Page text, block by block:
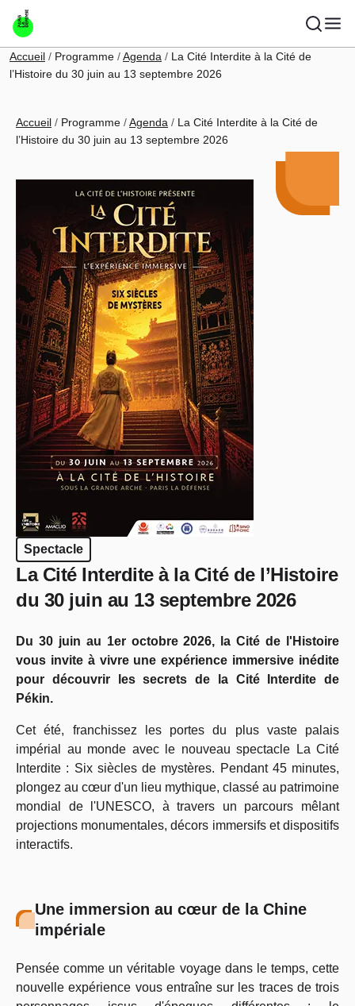
Aller au contenu principal
Fil d'Ariane
Accueil Programme Agenda
La Cité Interdite à la Cité de
l’Histoire du 30 juin au 13 septembre 2026
Fil d'Ariane
Accueil Programme Agenda
La Cité Interdite à la Cité de
l’Histoire du 30 juin au 13 septembre 2026
Spectacle
La Cité Interdite à la Cité de l’Histoire
du 30 juin au 13 septembre 2026
Du 30 juin au 1er octobre 2026, la Cité de l'Histoire
vous invite à vivre une expérience immersive inédite
pour découvrir les secrets de la Cité Interdite de
Pékin.
Cet été, franchissez les portes du plus vaste palais
impérial au monde avec le nouveau spectacle La Cité
Interdite : Six siècles de mystères. Pendant 45 minutes,
plongez au cœur d'un lieu mythique, classé au patrimoine
mondial de l'UNESCO, à travers un parcours mêlant
projections monumentales, décors immersifs et dispositifs
interactifs.
Une immersion au cœur de la Chine
impériale
Pensée comme un véritable voyage dans le temps, cette
nouvelle expérience vous entraîne sur les traces de trois